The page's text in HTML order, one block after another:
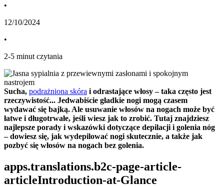
•
12/10/2024
•
2-5 minut czytania
Sucha, podrażniona skóra i odrastające włosy – taka często jest
rzeczywistość... Jedwabiście gładkie nogi mogą czasem
wydawać się bajką. Ale usuwanie włosów na nogach może być
łatwe i długotrwałe, jeśli wiesz jak to zrobić. Tutaj znajdziesz
najlepsze porady i wskazówki dotyczące depilacji i golenia nóg
– dowiesz się, jak wydepilować nogi skutecznie, a także jak
pozbyć się włosów na nogach bez golenia.
apps.translations.b2c-page-article-
articleIntroduction-at-Glance